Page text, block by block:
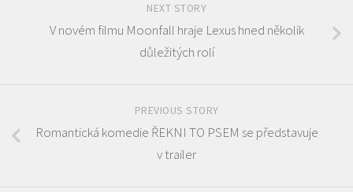
NEXT STORY
V novém filmu Moonfall hraje Lexus hned několik
důležitých rolí
PREVIOUS STORY
Romantická komedie ŘEKNI TO PSEM se představuje
v trailer